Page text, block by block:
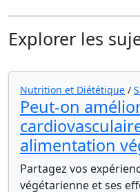
Explorer les
Nutrition et Diététique /
Peut-on
alimentation
Partagez vos
végétarienne et ses